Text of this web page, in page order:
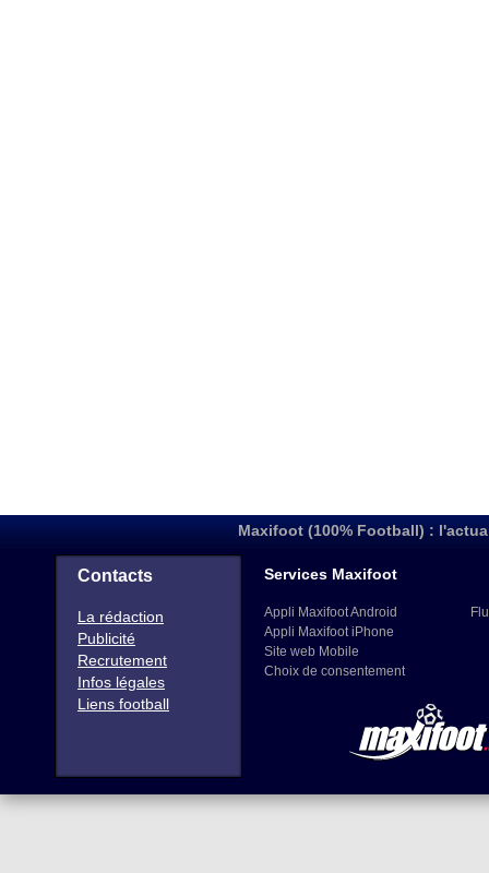
Maxifoot (100% Football) :
Contacts
La rédaction
Publicité
Recrutement
Infos légales
Liens football
Services Maxifoot
Appli Maxifoot Android
Appli Maxifoot iPhone
Site web Mobile
Choix de consentement